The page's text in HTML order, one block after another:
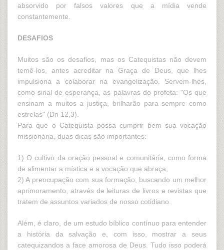
absorvido por falsos valores que a mídia vende
constantemente.
DESAFIOS
Muitos são os desafios, mas os Catequistas não devem
temê-los, antes acreditar na Graça de Deus, que lhes
impulsiona a colaborar na evangelização. Servem-lhes,
como sinal de esperança, as palavras do profeta: "Os que
ensinam a muitos a justiça, brilharão para sempre como
estrelas" (Dn 12,3).
Para que o Catequista possa cumprir bem sua vocação
missionária, duas dicas são importantes:
1) O cultivo da oração pessoal e comunitária, como forma
de alimentar a mística e a vocação que abraça;
2) A preocupação com sua formação, buscando um melhor
aprimoramento, através de leituras de livros e revistas que
tratem de assuntos variados de nosso cotidiano.
Além, é claro, de um estudo bíblico contínuo para entender
a história da salvação e, com isso, mostrar a seus
catequizandos a face amorosa de Deus. Tudo isso poderá